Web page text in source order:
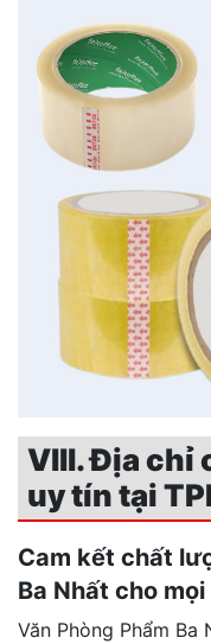
VIII. Địa chỉ
uy tín tại
Cam kết chất
Ba Nhất cho
Văn Phòng Phẩm